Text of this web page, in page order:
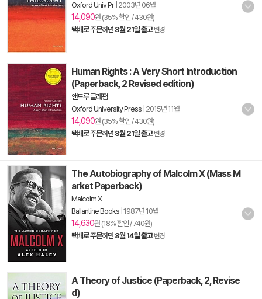
Oxford Univ Pr| 2003년 06월
14,090원 (35% 할인 / 430원)
택배로 주문하면 8월 21일 출고 변경
Human Rights : A Very Short Introduction
(Paperback, 2 Revised edition)
앤드루 클래펌
Oxford University Press 2015년 11월
14,090원 (35% 할인 / 430원)
택배로 주문하면 8월 21일 출고 변경
The Autobiography of Malcolm X (Mass M
arket Paperback)
Malcolm X
Ballantine Books 1987년 10월
14,630원 (18% 할인 / 740원)
택배로 주문하면 8월 14일 출고 변경
A Theory of Justice (Paperback, 2, Revise
d)